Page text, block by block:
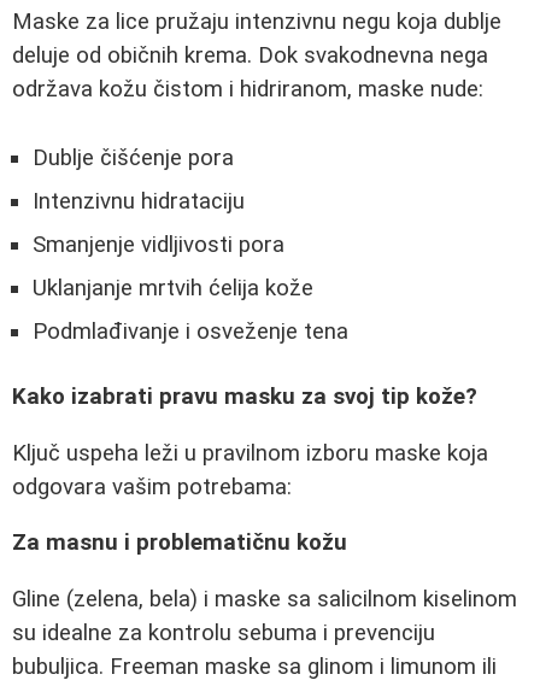
Maske za lice pružaju intenzivnu negu koja dublje
deluje od običnih krema. Dok svakodnevna nega
održava kožu čistom i hidriranom, maske nude:
Dublje čišćenje pora
Intenzivnu hidrataciju
Smanjenje vidljivosti pora
Uklanjanje mrtvih ćelija kože
Podmlađivanje i osveženje tena
Kako izabrati pravu masku za svoj tip kože?
Ključ uspeha leži u pravilnom izboru maske koja
odgovara vašim potrebama:
Za masnu i problematičnu kožu
Gline (zelena, bela) i maske sa salicilnom kiselinom
su idealne za kontrolu sebuma i prevenciju
bubuljica. Freeman maske sa glinom i limunom ili